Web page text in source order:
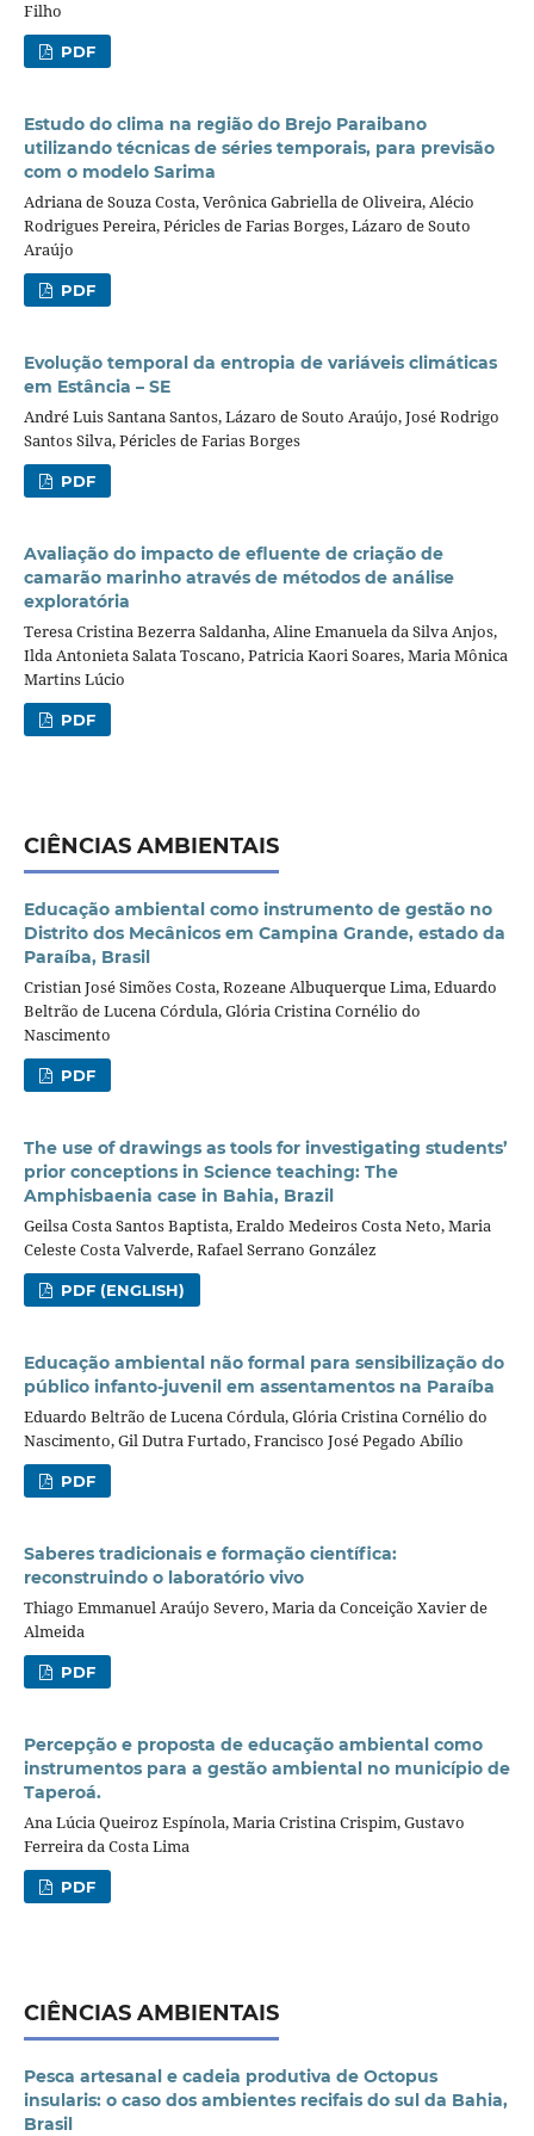
Filho
PDF
Estudo do clima na região do Brejo Paraibano
utilizando técnicas de séries temporais, para previsão
com o modelo Sarima
Adriana de Souza Costa, Verônica Gabriella de Oliveira, Alécio
Rodrigues Pereira, Péricles de Farias Borges, Lázaro de Souto
Araújo
PDF
Evolução temporal da entropia de variáveis climáticas
em Estância – SE
André Luis Santana Santos, Lázaro de Souto Araújo, José Rodrigo
Santos Silva, Péricles de Farias Borges
PDF
Avaliação do impacto de efluente de criação de
camarão marinho através de métodos de análise
exploratória
Teresa Cristina Bezerra Saldanha, Aline Emanuela da Silva Anjos,
Ilda Antonieta Salata Toscano, Patricia Kaori Soares, Maria Mônica
Martins Lúcio
PDF
CIÊNCIAS AMBIENTAIS
Educação ambiental como instrumento de gestão no
Distrito dos Mecânicos em Campina Grande, estado da
Paraíba, Brasil
Cristian José Simões Costa, Rozeane Albuquerque Lima, Eduardo
Beltrão de Lucena Córdula, Glória Cristina Cornélio do
Nascimento
PDF
The use of drawings as tools for investigating students’
prior conceptions in Science teaching: The
Amphisbaenia case in Bahia, Brazil
Geilsa Costa Santos Baptista, Eraldo Medeiros Costa Neto, Maria
Celeste Costa Valverde, Rafael Serrano González
PDF (ENGLISH)
Educação ambiental não formal para sensibilização do
público infanto-juvenil em assentamentos na Paraíba
Eduardo Beltrão de Lucena Córdula, Glória Cristina Cornélio do
Nascimento, Gil Dutra Furtado, Francisco José Pegado Abílio
PDF
Saberes tradicionais e formação científica:
reconstruindo o laboratório vivo
Thiago Emmanuel Araújo Severo, Maria da Conceição Xavier de
Almeida
PDF
Percepção e proposta de educação ambiental como
instrumentos para a gestão ambiental no município de
Taperoá.
Ana Lúcia Queiroz Espínola, Maria Cristina Crispim, Gustavo
Ferreira da Costa Lima
PDF
CIÊNCIAS AMBIENTAIS
Pesca artesanal e cadeia produtiva de Octopus
insularis: o caso dos ambientes recifais do sul da Bahia,
Brasil